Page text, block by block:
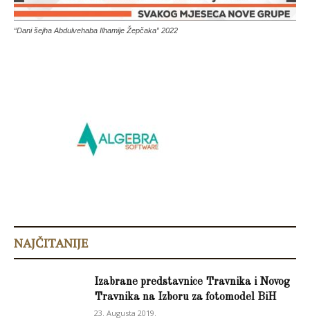
“Dani šejha Abdulvehaba Ilhamije Žepčaka” 2022
NAJČITANIJE
Izabrane predstavnice Travnika i Novog
Travnika na Izboru za fotomodel BiH
23. Augusta 2019.